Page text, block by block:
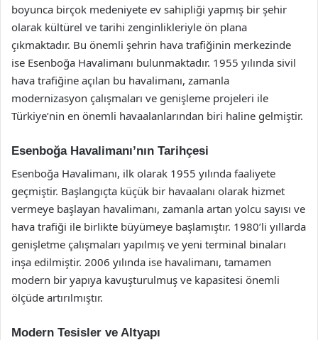
boyunca birçok medeniyete ev sahipliği yapmış bir şehir
olarak kültürel ve tarihi zenginlikleriyle ön plana
çıkmaktadır. Bu önemli şehrin hava trafiğinin merkezinde
ise Esenboğa Havalimanı bulunmaktadır. 1955 yılında sivil
hava trafiğine açılan bu havalimanı, zamanla
modernizasyon çalışmaları ve genişleme projeleri ile
Türkiye’nin en önemli havaalanlarından biri haline gelmiştir.
Esenboğa Havalimanı’nın Tarihçesi
Esenboğa Havalimanı, ilk olarak 1955 yılında faaliyete
geçmiştir. Başlangıçta küçük bir havaalanı olarak hizmet
vermeye başlayan havalimanı, zamanla artan yolcu sayısı ve
hava trafiği ile birlikte büyümeye başlamıştır. 1980’li yıllarda
genişletme çalışmaları yapılmış ve yeni terminal binaları
inşa edilmiştir. 2006 yılında ise havalimanı, tamamen
modern bir yapıya kavuşturulmuş ve kapasitesi önemli
ölçüde artırılmıştır.
Modern Tesisler ve Altyapı